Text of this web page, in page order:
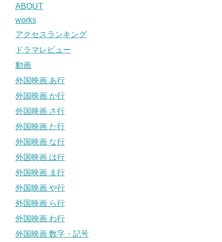
ABOUT
works
アクセスランキング
ドラマレビュー
動画
外国映画 あ行
外国映画 か行
外国映画 さ行
外国映画 た行
外国映画 な行
外国映画 は行
外国映画 ま行
外国映画 や行
外国映画 ら行
外国映画 わ行
外国映画 数字・記号